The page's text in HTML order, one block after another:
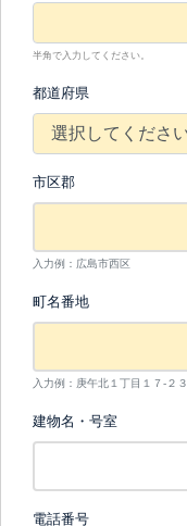
半角で入力してください。
都道府県
市区郡
入力例：広島市西区
町名番地
入力例：庚午北１丁目１７-２３
建物名・号室
電話番号